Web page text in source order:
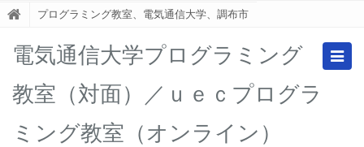
プログラミング教室、電気通信大学、調布市
電気通信大学プログラミング
教室（対面）／ｕｅｃプログラ
ミング教室（オンライン）